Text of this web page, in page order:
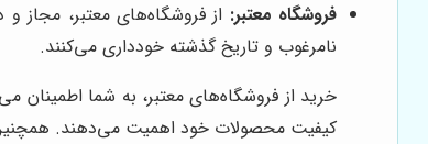
فروشگاه معتبر: از فروشگاه‌های معتبر، مجاز
نامرغوب و تاریخ گذشته خودداری می‌کنند.
خرید از فروشگاه‌های معتبر، به شما اطمینان
کیفیت محصولات خود اهمیت می‌دهند.